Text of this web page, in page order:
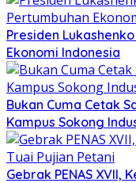
Presiden
Ekonomi Indonesia
Bukan Cuma Cetak
Kampus Sokong
Gebrak PENAS XVII,